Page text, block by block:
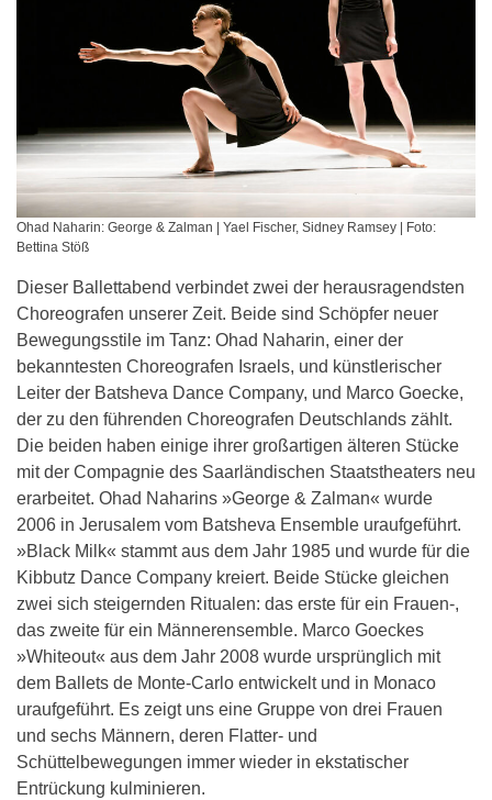
Ohad Naharin: George & Zalman | Yael Fischer, Sidney Ramsey | Foto:
Bettina Stöß
Dieser Ballettabend verbindet zwei der herausragendsten
Choreografen unserer Zeit. Beide sind Schöpfer neuer
Bewegungsstile im Tanz: Ohad Naharin, einer der
bekanntesten Choreografen Israels, und künstlerischer
Leiter der Batsheva Dance Company, und Marco Goecke,
der zu den führenden Choreografen Deutschlands zählt.
Die beiden haben einige ihrer großartigen älteren Stücke
mit der Compagnie des Saarländischen Staatstheaters neu
erarbeitet. Ohad Naharins »George & Zalman« wurde
2006 in Jerusalem vom Batsheva Ensemble uraufgeführt.
»Black Milk« stammt aus dem Jahr 1985 und wurde für die
Kibbutz Dance Company kreiert. Beide Stücke gleichen
zwei sich steigernden Ritualen: das erste für ein Frauen-,
das zweite für ein Männerensemble. Marco Goeckes
»Whiteout« aus dem Jahr 2008 wurde ursprünglich mit
dem Ballets de Monte-Carlo entwickelt und in Monaco
uraufgeführt. Es zeigt uns eine Gruppe von drei Frauen
und sechs Männern, deren Flatter- und
Schüttelbewegungen immer wieder in ekstatischer
Entrückung kulminieren.